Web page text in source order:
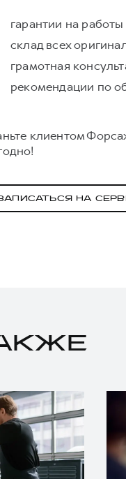
гарантии на
склад всех
грамотная
рекомендации по
клиентом
НА